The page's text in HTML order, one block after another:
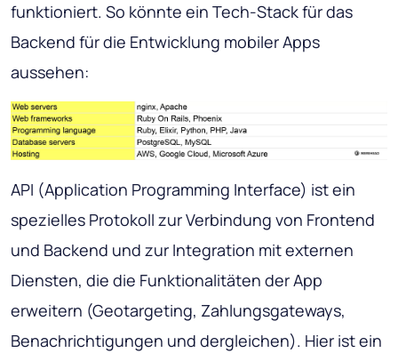
funktioniert. So könnte ein Tech-Stack für das
Backend für die Entwicklung mobiler Apps
aussehen:
API (Application Programming Interface) ist ein
spezielles Protokoll zur Verbindung von Frontend
und Backend und zur Integration mit externen
Diensten, die die Funktionalitäten der App
erweitern (Geotargeting, Zahlungsgateways,
Benachrichtigungen und dergleichen). Hier ist ein